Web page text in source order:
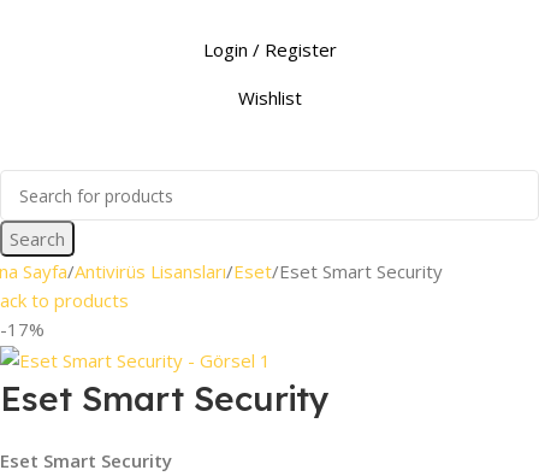
Login / Register
Wishlist
Search
Sayfa Antivirüs Lisansları Eset Eset Smart Security
to products
-17%
Eset Smart Security
Eset Smart Security